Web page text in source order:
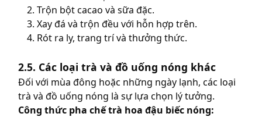
Trộn bột cacao và sữa đặc.
Xay đá và trộn đều với hỗn hợp trên.
Rót ra ly, trang trí và thưởng thức.
2.5. Các loại trà và đồ uống nóng khác
Đối với mùa đông hoặc những ngày lạnh, các loại
trà và đồ uống nóng là sự lựa chọn lý tưởng.
Công thức pha chế trà hoa đậu biếc nóng: